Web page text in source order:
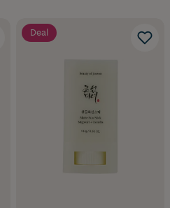
Deal